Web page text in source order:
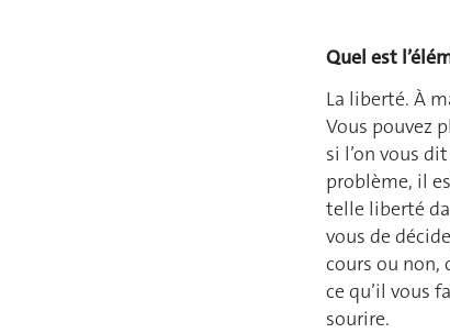
Quel est
La liberté. À
Vous pouvez
si l’on vous
problème, il
telle liberté
vous de
cours ou non,
ce qu’il vous
sourire.